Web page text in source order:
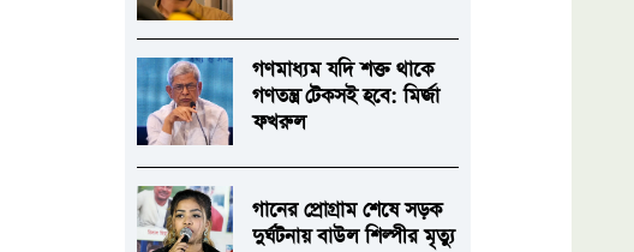
গণমাধ্যম যদি শক্ত থাকে
গণতন্ত্র টেকসই হবে: মির্জা
ফখরুল
গানের প্রোগ্রাম শেষে সড়ক
দুর্ঘটনায় বাউল শিল্পীর মৃত্যু